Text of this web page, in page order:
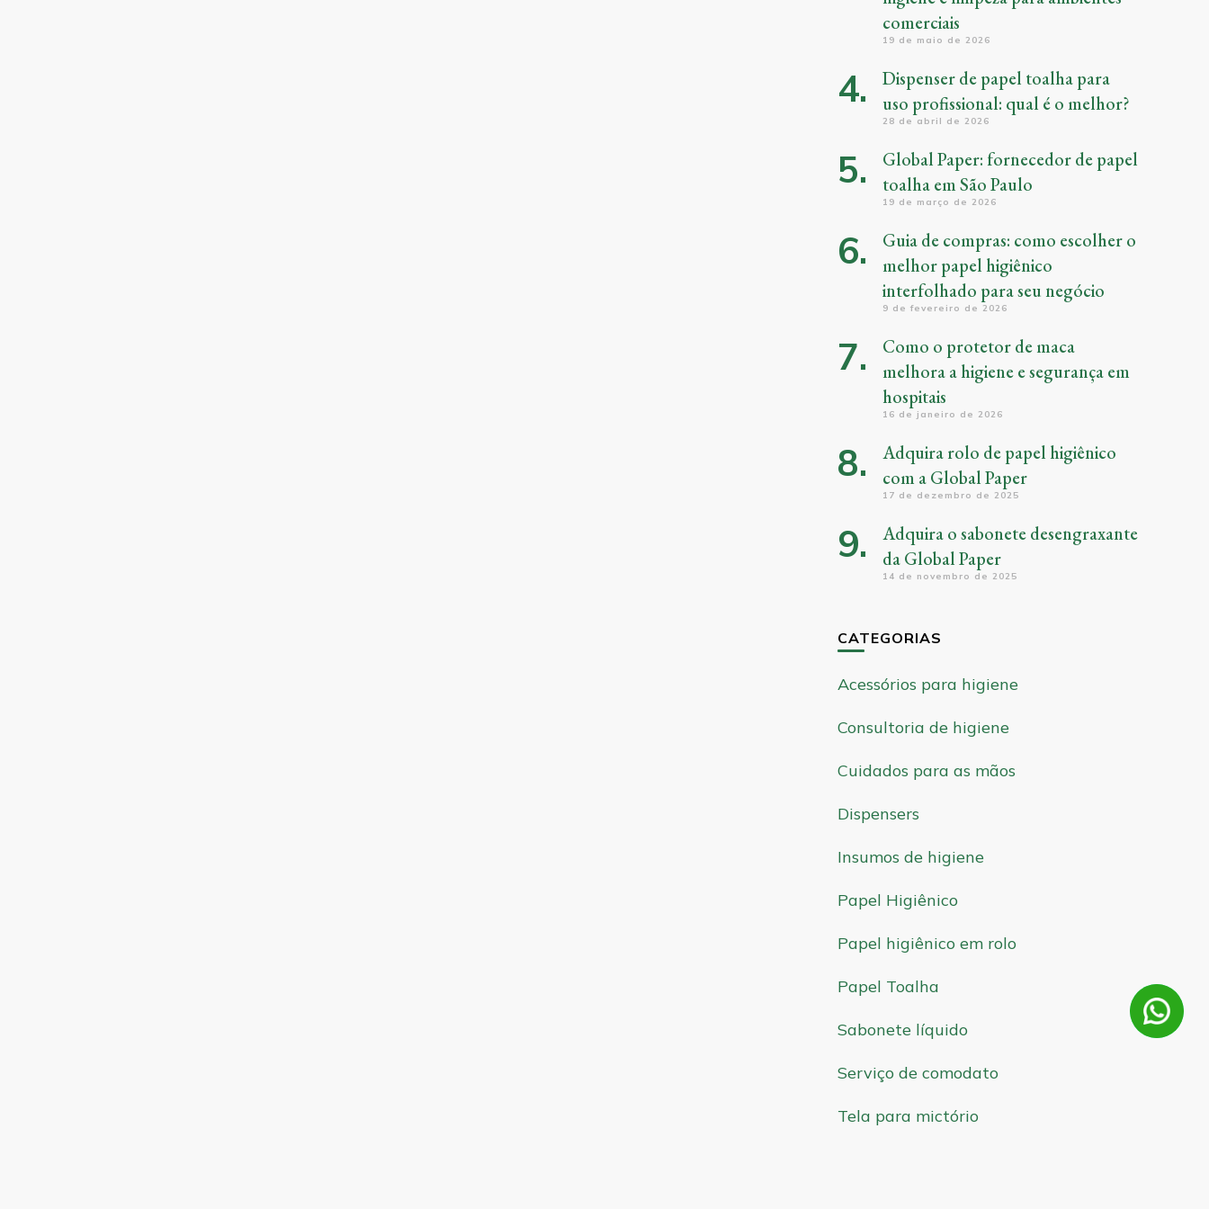
comerciais
19 de maio de 2026
Dispenser de papel toalha para
uso profissional: qual é o melhor?
28 de abril de 2026
Global Paper: fornecedor de papel
toalha em São Paulo
19 de março de 2026
Guia de compras: como escolher o
melhor papel higiênico
interfolhado para seu negócio
9 de fevereiro de 2026
Como o protetor de maca
melhora a higiene e segurança em
hospitais
16 de janeiro de 2026
Adquira rolo de papel higiênico
com a Global Paper
17 de dezembro de 2025
Adquira o sabonete desengraxante
da Global Paper
14 de novembro de 2025
CATEGORIAS
Acessórios para higiene
Consultoria de higiene
Cuidados para as mãos
Dispensers
Insumos de higiene
Papel Higiênico
Papel higiênico em rolo
Papel Toalha
Sabonete líquido
Serviço de comodato
Tela para mictório